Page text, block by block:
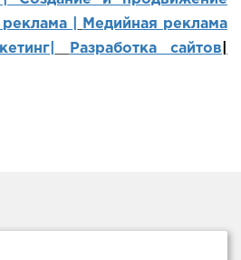
|
Медийная реклама
Разработка сайтов